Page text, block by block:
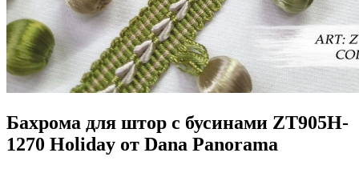
Бахрома для штор с бусинами ZT905H-
1270 Holiday от Dana Panorama